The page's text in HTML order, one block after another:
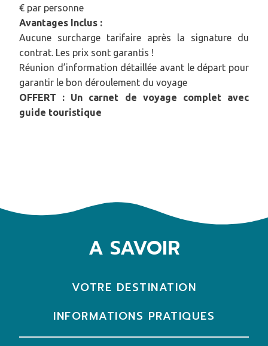
€ par personne
Avantages Inclus :
Aucune surcharge tarifaire après la signature du
contrat. Les prix sont garantis !
Réunion d’information détaillée avant le départ pour
garantir le bon déroulement du voyage
OFFERT : Un carnet de voyage complet avec
guide touristique
A SAVOIR
VOTRE DESTINATION
INFORMATIONS PRATIQUES